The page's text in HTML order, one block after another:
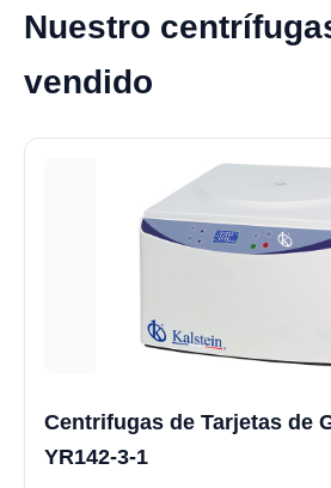
Nuestro
vendido
Centrifugas de Tarjetas de
YR142-3-1